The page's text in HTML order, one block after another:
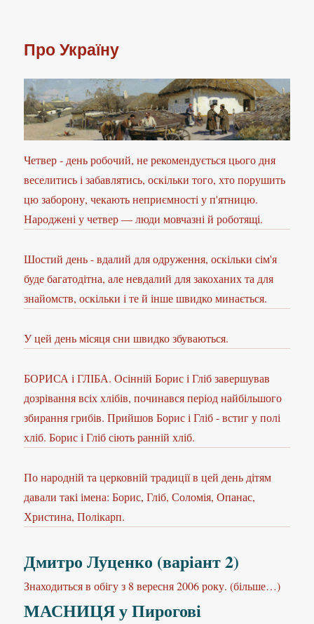
Про Україну
Четвер - день робочий, не рекомендується цього дня
веселитись і забавлятись, оскільки того, хто порушить
цю заборону, чекають неприємності у п'ятницю.
Народжені у четвер — люди мовчазні й роботящі.
Шостий день - вдалий для одруження, оскільки сім'я
буде багатодітна, але невдалий для закоханих та для
знайомств, оскільки і те й інше швидко минається.
У цей день місяця сни швидко збуваються.
БОРИСА і ГЛІБА. Осінній Борис і Гліб завершував
дозрівання всіх хлібів, починався період найбільшого
збирання грибів. Прийшов Борис і Гліб - встиг у полі
хліб. Борис і Гліб сіють ранній хліб.
По народній та церковній традиції в цей день дітям
давали такі імена: Борис, Гліб, Соломія, Опанас,
Христина, Полікарп.
Дмитро Луценко (варіант 2)
Знаходиться в обігу з 8 вересня 2006 року. (більше…)
МАСНИЦЯ у Пирогові